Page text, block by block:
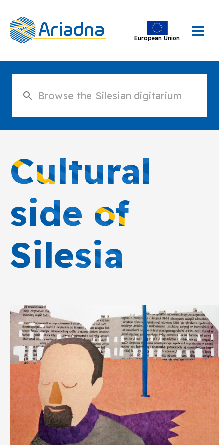
European Union
Cultural
side of
Silesia